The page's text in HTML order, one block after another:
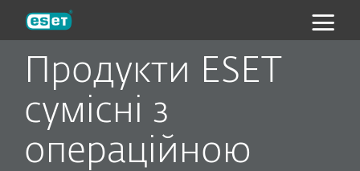
Продукти ESET
сумісні з
операційною
ESET